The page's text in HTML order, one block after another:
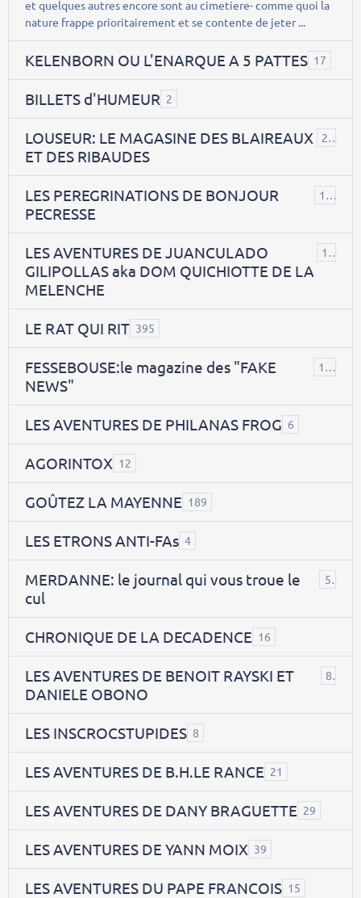
et quelques autres encore sont au cimetiere- comme quoi la
nature frappe prioritairement et se contente de jeter ...
KELENBORN OU L'ENARQUE A 5 PATTES 17
BILLETS d'HUMEUR 2
LOUSEUR: LE MAGASINE DES BLAIREAUX
ET DES RIBAUDES
21
LES PEREGRINATIONS DE BONJOUR
PECRESSE
14
LES AVENTURES DE JUANCULADO
GILIPOLLAS aka DOM QUICHIOTTE DE LA
MELENCHE
119
LE RAT QUI RIT 395
FESSEBOUSE:le magazine des "FAKE
NEWS"
19
LES AVENTURES DE PHILANAS FROG 6
AGORINTOX 12
GOÛTEZ LA MAYENNE 189
LES ETRONS ANTI-FAs 4
MERDANNE: le journal qui vous troue le
cul
5
CHRONIQUE DE LA DECADENCE 16
LES AVENTURES DE BENOIT RAYSKI ET
DANIELE OBONO
8
LES INSCROCSTUPIDES 8
LES AVENTURES DE B.H.LE RANCE 21
LES AVENTURES DE DANY BRAGUETTE 29
LES AVENTURES DE YANN MOIX 39
LES AVENTURES DU PAPE FRANCOIS 15